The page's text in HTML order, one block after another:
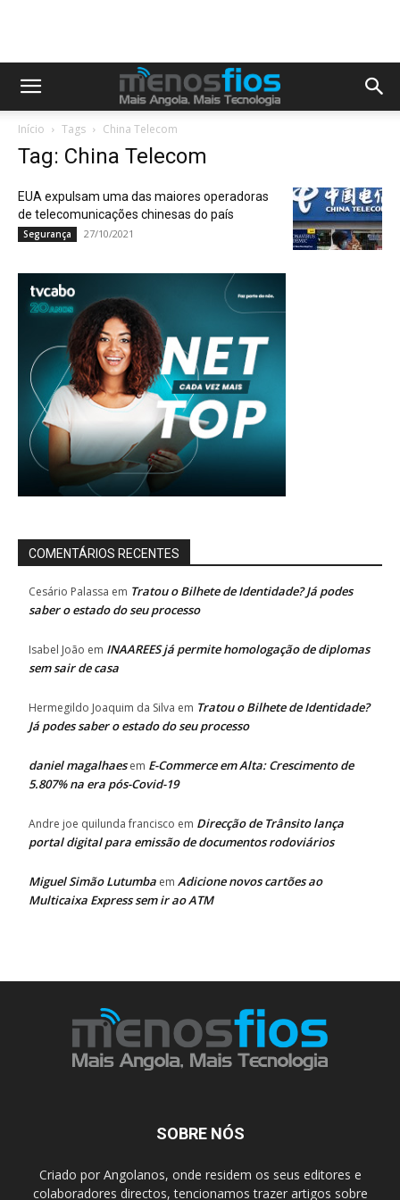
Início Tags China Telecom
Tag: China Telecom
EUA expulsam uma das maiores operadoras
de telecomunicações chinesas do país
Segurança 27/10/2021
COMENTÁRIOS RECENTES
Cesário Palassa em Tratou o Bilhete de Identidade? Já podes
saber o estado do seu processo
Isabel João em INAAREES já permite homologação de diplomas
sem sair de casa
Hermegildo Joaquim da Silva em Tratou o Bilhete de Identidade?
Já podes saber o estado do seu processo
daniel magalhaesem E-Commerce em Alta: Crescimento de
5.807% na era pós-Covid-19
Andre joe quilunda francisco em Direcção de Trânsito lança
portal digital para emissão de documentos rodoviários
Miguel Simão Lutumba em Adicione novos cartões ao
Multicaixa Express sem ir ao ATM
SOBRE NÓS
Criado por Angolanos, onde residem os seus editores e
colaboradores directos, tencionamos trazer artigos sobre